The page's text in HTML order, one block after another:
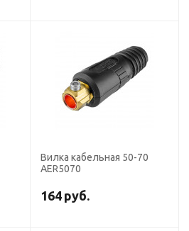
Вилка кабельная 50-70
AER5070
164 руб.